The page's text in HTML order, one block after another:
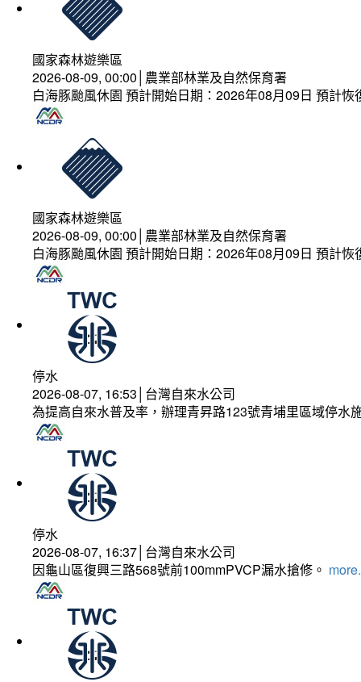
國家森林遊樂區
2026-08-09, 00:00│農業部林業及自然保育署
白海豚颱風休園 預計開始日期：2026年08月09日 預計
國家森林遊樂區
2026-08-09, 00:00│農業部林業及自然保育署
白海豚颱風休園 預計開始日期：2026年08月09日 預計
停水
2026-08-07, 16:53│台灣自來水公司
為提高自來水普及率，辦理青昇路123號青埔里區域停水
停水
2026-08-07, 16:37│台灣自來水公司
因龜山區復興三路568號前100mmPVCP漏水搶修。